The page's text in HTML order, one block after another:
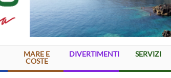
MARE E
COSTE
DIVERTIMENTI SERVIZI